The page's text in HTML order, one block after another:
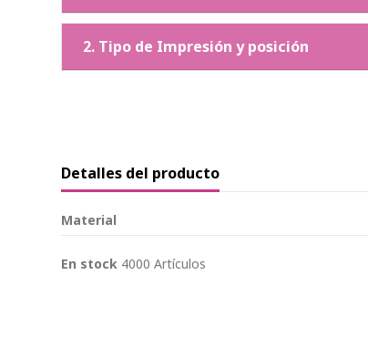
2. Tipo de Impresión y posición
Detalles del producto
Material
En stock 4000 Artículos